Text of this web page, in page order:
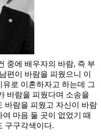
중에 배우자의 바람, 즉 부
편이 바람을 피웠으니 이
로 이혼하자고 하는데 그
바람을 피웠다며 소송을
바람을 피웠고 자신이 바람
마음 둘 곳이 없었기 때
구구각색이다.